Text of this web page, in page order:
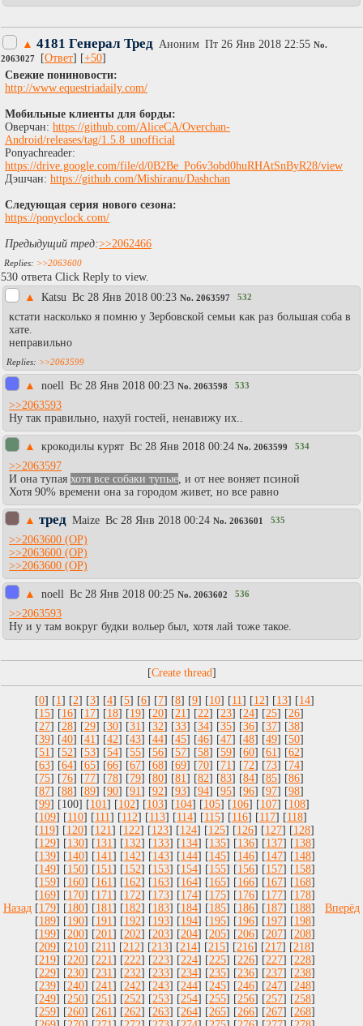
▲ 4181 Генерал Тред Аноним Пт 26 Янв 2018 22:55 No.
2063027
[Ответ] [+50]
Свежие пониновости:
http://www.equestriadaily.com/
Мобильные клиенты для борды:
Оверчан: https://github.com/AliceCA/Overchan-
Android/releases/tag/1.5.8_unofficial
Ponyachreader:
https://drive.google.com/file/d/0B2Be_Po6v3obd0huRHAtSnByR28/view
Дэшчан: https://github.com/Mishiranu/Dashchan
Следующая серия нового сезона:
https://ponyclock.com/
Предыдущий тред:>>2062466
>>2063600
530 ответа Click Reply to view.
▲
Каtsu Вc 28 Янв 2018 00:23 No. 2063597 532
кстати насколько я помню у Зербовской семьи как раз большая соба в
хате.
неправильно
>>2063599
▲ noell Вc 28 Янв 2018 00:23 No. 2063598 533
>>2063593
Ну так правильно, нахуй гостей, ненавижу их..
▲ крокодилы курят Вc 28 Янв 2018 00:24 No. 2063599 534
>>2063597
И она тупая хотя все собаки тупые , и от нее воняет псиной
Хотя 90% времени она за городом живет, но все равно
▲ тред Maize Вc 28 Янв 2018 00:24 No. 2063601 535
>>2063600
>>2063600
>>2063600
▲ noell Вc 28 Янв 2018 00:25 No. 2063602 536
>>2063593
Ну и у там вокруг будки вольер был, хотя лай тоже такое.
[ ]
Назад
[0] [1 ] [2] [3] [4] [5] [6] [7] [8] [9] [10] [11 ] [12] [13] [14]
[15] [16] [17] [18] [19] [20] [21 ] [22] [23] [24] [25] [26]
[27] [28] [29] [30] [31 ] [32] [33] [34] [35] [36] [37] [38]
[39] [40] [41 ] [42] [43] [44] [45] [46] [47] [48] [49] [50]
[51 ] [52] [53] [54] [55] [56] [57] [58] [59] [60] [61 ] [62]
[63] [64] [65] [66] [67] [68] [69] [70] [71 ] [72] [73] [74]
[75] [76] [77] [78] [79] [80] [81 ] [82] [83] [84] [85] [86]
[87] [88] [89] [90] [91 ] [92] [93] [94] [95] [96] [97] [98]
[99] [100] [101 ] [102] [103] [104] [105] [106] [107] [108]
[109] [110] [111 ] [112] [113] [114] [115] [116] [117] [118]
[119] [120] [121 ] [122] [123] [124] [125] [126] [127] [128]
[129] [130] [131 ] [132] [133] [134] [135] [136] [137] [138]
[139] [140] [141 ] [142] [143] [144] [145] [146] [147] [148]
[149] [150] [151 ] [152] [153] [154] [155] [156] [157] [158]
[159] [160] [161 ] [162] [163] [164] [165] [166] [167] [168]
[169] [170] [171 ] [172] [173] [174] [175] [176] [177] [178]
[179] [180] [181 ] [182] [183] [184] [185] [186] [187] [188]
[189] [190] [191 ] [192] [193] [194] [195] [196] [197] [198]
[199] [200] [201 ] [202] [203] [204] [205] [206] [207] [208]
[209] [210] [211 ] [212] [213] [214] [215] [216] [217] [218]
[219] [220] [221 ] [222] [223] [224] [225] [226] [227] [228]
[229] [230] [231 ] [232] [233] [234] [235] [236] [237] [238]
[239] [240] [241 ] [242] [243] [244] [245] [246] [247] [248]
[249] [250] [251 ] [252] [253] [254] [255] [256] [257] [258]
[259] [260] [261 ] [262] [263] [264] [265] [266] [267] [268]
Вперёд